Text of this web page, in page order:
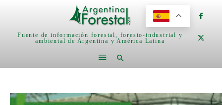
Fuente de información forestal, foresto-industrial y
ambiental de Argentina y América Latina